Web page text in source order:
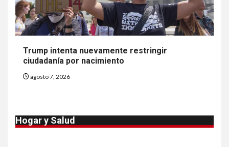
Trump intenta nuevamente restringir
ciudadanía por nacimiento
agosto 7, 2026
Hogar y Salud
9
• ESTADOS UNIDOS
HOGAR Y SALUD
NOTICIAS
Más casos de sarampión en
EEUU este año que en 2025
Van 4,100 casos confirmados
por parásito que causa